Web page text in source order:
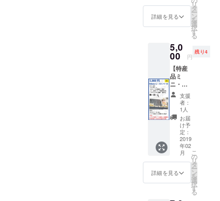
チーム
のオリ
・リ
リース
記念イ
ベント
（開発
秘話 / 開
発者交
流会）
【こん
な方に
おすす
め】 ・
一緒に
リリー
ス時の
イベン
トを
テッ
カー、
超クリ
アファ
・PR動
画のエ
ンド
ロール
に掲載
・「ア
テン
ダー支
援者様
限定グ
ルー
プ」FB
グルー
プ招待
・オン
ライン
なんで
詳細を見る
リ
タ
ー
ン
を
選
択
す
る
5,0
00 円
残り4
【特産
品ミ
ニ・ス
ポン
サー
枠】 ・
サンク
スメー
ル ・FB
グルー
プに宣
伝投稿
（１種
類） ・
リリー
ス記念
支援
者：
1人
お届
け予
定：
2019
年02
月
詳細を見る
こ
の
リ
タ
ー
ン
を
選
択
す
る